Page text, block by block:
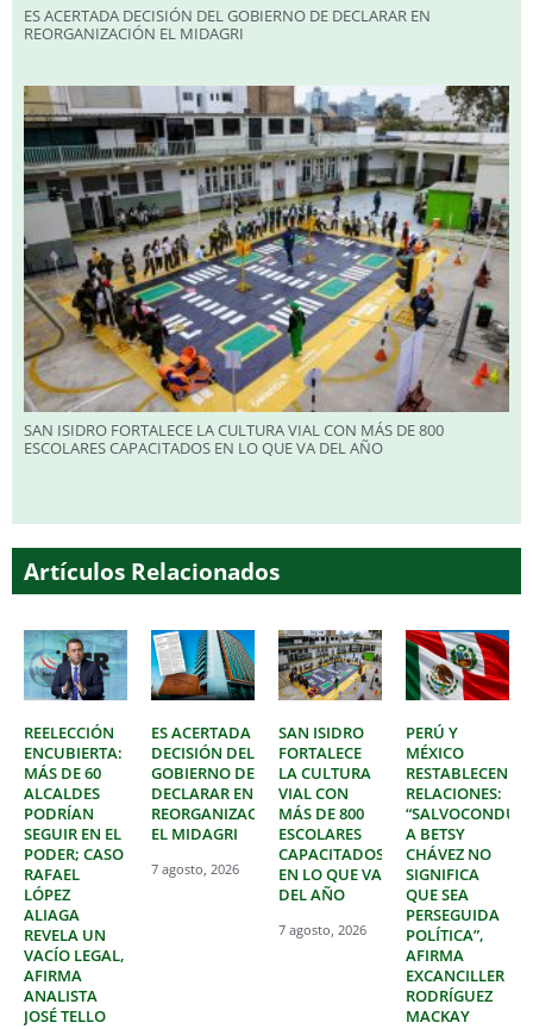
ES ACERTADA DECISIÓN DEL GOBIERNO DE DECLARAR EN
REORGANIZACIÓN EL MIDAGRI
SAN ISIDRO FORTALECE LA CULTURA VIAL CON MÁS DE 800
ESCOLARES CAPACITADOS EN LO QUE VA DEL AÑO
Artículos Relacionados
REELECCIÓN
ENCUBIERTA:
MÁS DE 60
ALCALDES
PODRÍAN
SEGUIR EN EL
PODER; CASO
RAFAEL
LÓPEZ
ALIAGA
REVELA UN
VACÍO LEGAL,
AFIRMA
ANALISTA
JOSÉ TELLO
ES ACERTADA
DECISIÓN DEL
GOBIERNO DE
DECLARAR EN
REORGANIZACIÓN
EL MIDAGRI
7 agosto, 2026
SAN ISIDRO
FORTALECE
LA CULTURA
VIAL CON
MÁS DE 800
ESCOLARES
CAPACITADOS
EN LO QUE VA
DEL AÑO
7 agosto, 2026
PERÚ Y
MÉXICO
RESTABLECEN
RELACIONES:
A BETSY
CHÁVEZ NO
SIGNIFICA
QUE SEA
PERSEGUIDA
POLÍTICA”,
AFIRMA
EXCANCILLER
RODRÍGUEZ
MACKAY